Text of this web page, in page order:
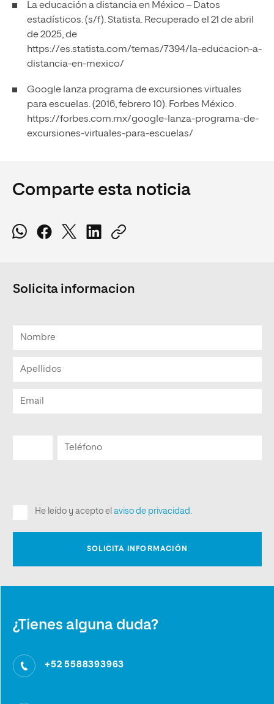
La educación a distancia en México – Datos
estadísticos. (s/f). Statista. Recuperado el 21 de abril
de 2025, de
https://es.statista.com/temas/7394/la-educacion-a-
distancia-en-mexico/
Google lanza programa de excursiones virtuales
para escuelas. (2016, febrero 10). Forbes México.
https://forbes.com.mx/google-lanza-programa-de-
excursiones-virtuales-para-escuelas/
Comparte esta noticia
Solicita informacion
¿Tienes alguna duda?
+52 5588393963